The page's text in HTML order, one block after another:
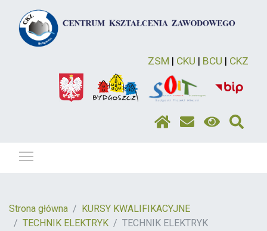
ZSM | CKU | BCU | CKZ
Strona główna
KURSY KWALIFIKACYJNE
TECHNIK ELEKTRYK
TECHNIK ELEKTRYK